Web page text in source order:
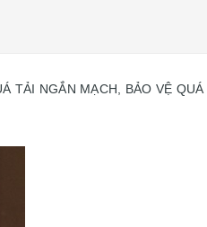
TẢI NGẮN MẠCH, BẢO VỆ